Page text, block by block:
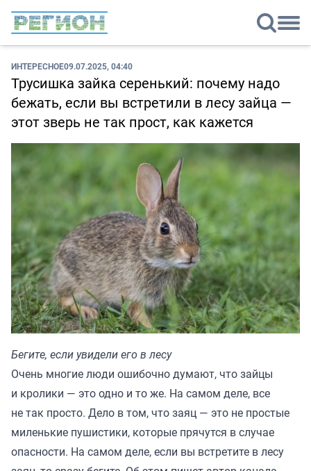
ИНТЕРЕСНОЕ09.07.2025, 04:40
Трусишка зайка серенький: почему надо
бежать, если вы встретили в лесу зайца —
этот зверь не так прост, как кажется
Бегите, если увидели его в лесу
Очень многие люди ошибочно думают, что зайцы
и кролики — это одно и то же. На самом деле, все
не так просто. Дело в том, что заяц — это не простые
миленькие пушистики, которые прячутся в случае
опасности. На самом деле, если вы встретите в лесу